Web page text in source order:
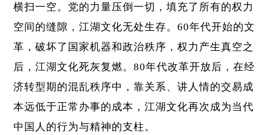
横扫一空。党的力量压倒一切，填充了所有的权力
空间的缝隙，江湖文化无处生存。60年代开始的文
革，破坏了国家机器和政治秩序，权力产生真空之
后，江湖文化死灰复燃。80年代改革开放后，在经
济转型期的混乱秩序中，靠关系、讲人情的交易成
本远低于正常办事的成本，江湖文化再次成为当代
中国人的行为与精神的支柱。